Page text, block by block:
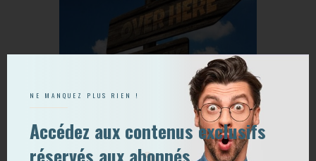
[Infographie] B2B : Tout ce
qui compte pour réussir ses
NE MANQUEZ PLUS RIEN !
Accédez aux contenus exclusifs